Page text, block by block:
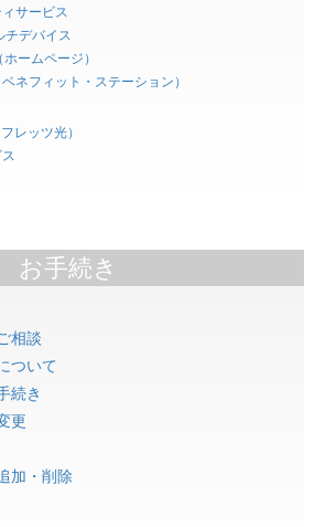
サービス
チデバイス
ームページ）
ネフィット・ステーション）
レッツ光）
お手続き
相談
ついて
続き
更
加・削除